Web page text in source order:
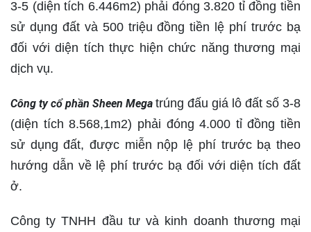
3-5 (diện tích 6.446m2) phải đóng 3.820 tỉ đồng tiền
sử dụng đất và 500 triệu đồng tiền lệ phí trước bạ
đối với diện tích thực hiện chức năng thương mại
dịch vụ.
Công ty cổ phần Sheen Mega trúng đấu giá lô đất số 3-8
(diện tích 8.568,1m2) phải đóng 4.000 tỉ đồng tiền
sử dụng đất, được miễn nộp lệ phí trước bạ theo
hướng dẫn về lệ phí trước bạ đối với diện tích đất
ở.
Công ty TNHH đầu tư và kinh doanh thương mại